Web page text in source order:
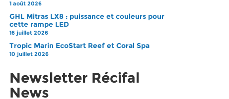
1 août 2026
GHL Mitras LX8 : puissance et couleurs pour
cette rampe LED
16 juillet 2026
Tropic Marin EcoStart Reef et Coral Spa
10 juillet 2026
Newsletter Récifal
News